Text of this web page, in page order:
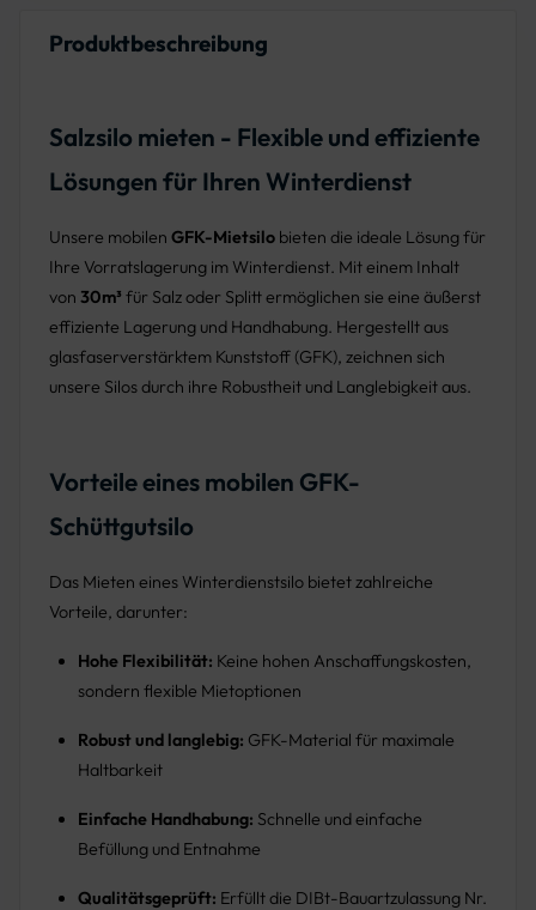
Produktbeschreibung
Salzsilo mieten - Flexible und effiziente
Lösungen für Ihren Winterdienst
Unsere mobilen GFK-Mietsilo bieten die ideale Lösung für
Ihre Vorratslagerung im Winterdienst. Mit einem Inhalt
von 30m³ für Salz oder Splitt ermöglichen sie eine äußerst
effiziente Lagerung und Handhabung. Hergestellt aus
glasfaserverstärktem Kunststoff (GFK), zeichnen sich
unsere Silos durch ihre Robustheit und Langlebigkeit aus.
Vorteile eines mobilen GFK-
Schüttgutsilo
Das Mieten eines Winterdienstsilo bietet zahlreiche
Vorteile, darunter:
Hohe Flexibilität: Keine hohen Anschaffungskosten,
sondern flexible Mietoptionen
Robust und langlebig: GFK-Material für maximale
Haltbarkeit
Einfache Handhabung: Schnelle und einfache
Befüllung und Entnahme
Qualitätsgeprüft: Erfüllt die DIBt-Bauartzulassung Nr.